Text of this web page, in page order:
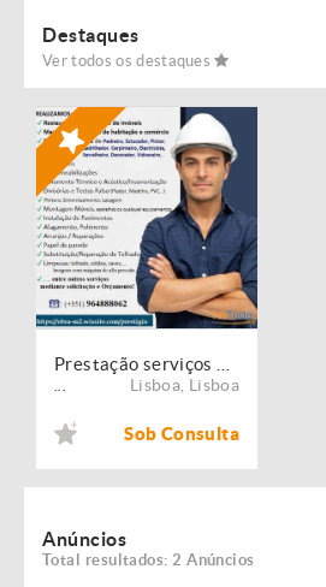
Destaques
Ver todos os destaques
Lisboa Lisboa
Sob Consulta
Anúncios
Total resultados: 2 Anúncios